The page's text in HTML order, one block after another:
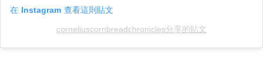
在 Instagram 查看這則貼文
corneliuscornbreadchronicles分享的貼文